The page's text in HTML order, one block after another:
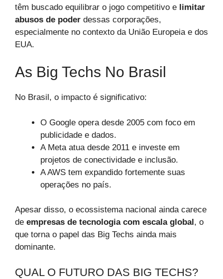
têm buscado equilibrar o jogo competitivo e limitar
abusos de poder dessas corporações,
especialmente no contexto da União Europeia e dos
EUA.
As Big Techs No Brasil
No Brasil, o impacto é significativo:
O Google opera desde 2005 com foco em
publicidade e dados.
A Meta atua desde 2011 e investe em
projetos de conectividade e inclusão.
A AWS tem expandido fortemente suas
operações no país.
Apesar disso, o ecossistema nacional ainda carece
de empresas de tecnologia com escala global , o
que torna o papel das Big Techs ainda mais
dominante.
QUAL O FUTURO DAS BIG TECHS?